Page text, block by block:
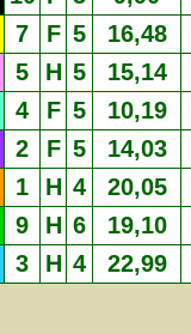
7 F 5 16,48
5 H 5 15,14
4 F 5 10,19
2 F 5 14,03
1 H 4 20,05
9 H 6 19,10
3 H 4 22,99